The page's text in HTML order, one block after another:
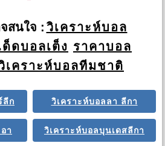
สนใจ : วิเคราะห์บอล
ด็ดบอลเต็ง ราคาบอล
เคราะห์บอลทีมชาติ
ลีก วิเคราะห์บอลลา ลีกา
า วิเคราะห์บอลบุนเดสลีกา